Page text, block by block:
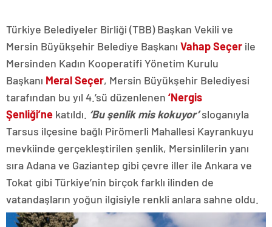
Türkiye Belediyeler Birliği (TBB) Başkan Vekili ve
Mersin Büyükşehir Belediye Başkanı Vahap Seçer ile
Mersinden Kadın Kooperatifi Yönetim Kurulu
Başkanı Meral Seçer, Mersin Büyükşehir Belediyesi
tarafından bu yıl 4.’sü düzenlenen ‘Nergis
Şenliği’ne katıldı. ‘Bu şenlik mis kokuyor’sloganıyla
Tarsus ilçesine bağlı Pirömerli Mahallesi Kayrankuyu
mevkiinde gerçekleştirilen şenlik, Mersinlilerin yanı
sıra Adana ve Gaziantep gibi çevre iller ile Ankara ve
Tokat gibi Türkiye’nin birçok farklı ilinden de
vatandaşların yoğun ilgisiyle renkli anlara sahne oldu.